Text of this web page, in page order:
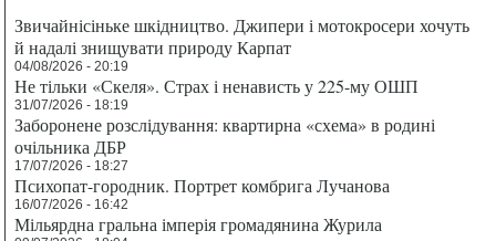
Звичайнісіньке шкідництво. Джипери і мотокросери хочуть
й надалі знищувати природу Карпат
04/08/2026 - 20:19
Не тільки «Скеля». Страх і ненависть у 225-му ОШП
31/07/2026 - 18:19
Заборонене розслідування: квартирна «схема» в родині
очільника ДБР
17/07/2026 - 18:27
Психопат-городник. Портрет комбрига Лучанова
16/07/2026 - 16:42
Мільярдна гральна імперія громадянина Журила